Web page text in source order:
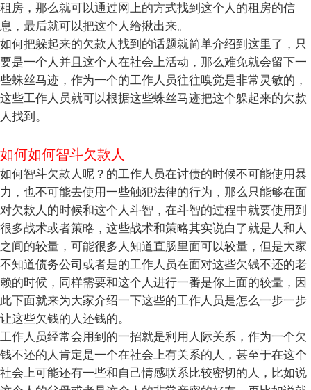
租房，那么就可以通过网上的方式找到这个人的租房的信
息，最后就可以把这个人给揪出来。
如何把躲起来的欠款人找到的话题就简单介绍到这里了，只
要是一个人并且这个人在社会上活动，那么难免就会留下一
些蛛丝马迹，作为一个的工作人员往往嗅觉是非常灵敏的，
这些工作人员就可以根据这些蛛丝马迹把这个躲起来的欠款
人找到。
如何如何智斗欠款人
如何智斗欠款人呢？的工作人员在讨债的时候不可能使用暴
力，也不可能去使用一些触犯法律的行为，那么只能够在面
对欠款人的时候和这个人斗智，在斗智的过程中就要使用到
很多战术或者策略，这些战术和策略其实说白了就是人和人
之间的较量，可能很多人知道直肠里面可以较量，但是大家
不知道债务公司或者是的工作人员在面对这些欠钱不还的老
赖的时候，同样需要和这个人进行一番是你上面的较量，因
此下面就来为大家介绍一下这些的工作人员是怎么一步一步
让这些欠钱的人还钱的。
工作人员经常会用到的一招就是利用人际关系，作为一个欠
钱不还的人肯定是一个在社会上有关系的人，甚至于在这个
社会上可能还有一些和自己情感联系比较密切的人，比如说